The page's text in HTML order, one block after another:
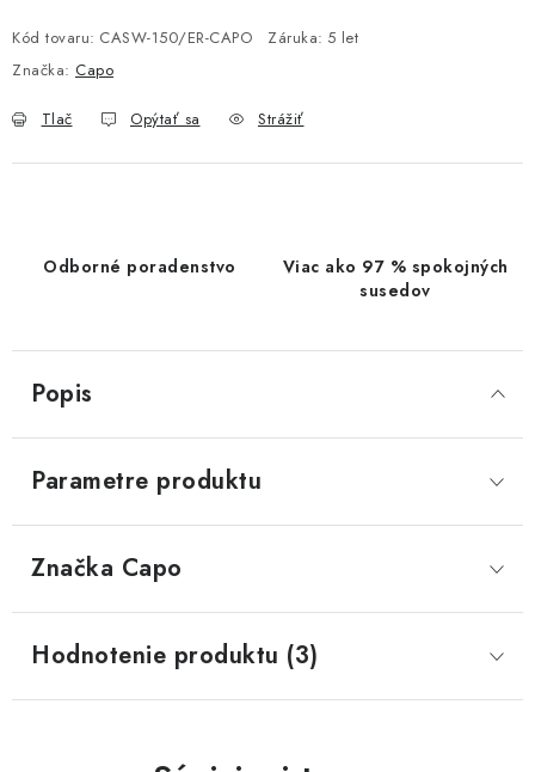
Kód tovaru: CASW-150/ER-CAPO Záruka: 5 let
Značka: Capo
Tlač Opýtať sa Strážiť
Odborné poradenstvo
Viac ako 97 % spokojných
susedov
Popis
Parametre produktu
Značka Capo
Hodnotenie produktu (3)